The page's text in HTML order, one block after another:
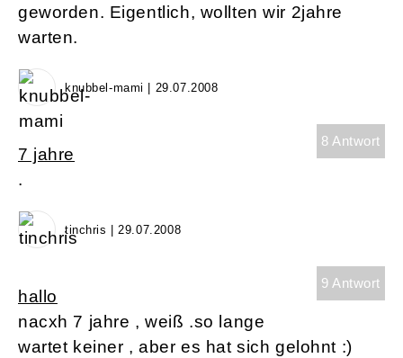
geworden. Eigentlich, wollten wir 2jahre
warten.
knubbel-mami | 29.07.2008
8 Antwort
7 jahre
.
tinchris | 29.07.2008
9 Antwort
hallo
nacxh 7 jahre , weiß .so lange
wartet keiner , aber es hat sich gelohnt :)